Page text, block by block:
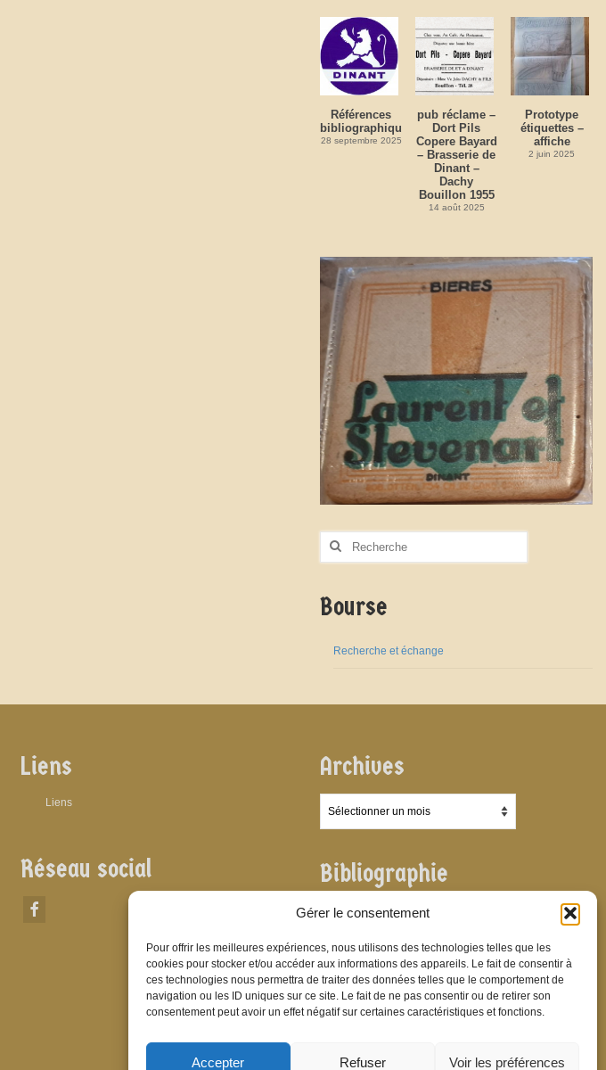
Gérer le consentement
Pour offrir les meilleures expériences, nous utilisons des technologies telles que les
cookies pour stocker et/ou accéder aux informations des appareils. Le fait de consentir à
ces technologies nous permettra de traiter des données telles que le comportement de
navigation ou les ID uniques sur ce site. Le fait de ne pas consentir ou de retirer son
consentement peut avoir un effet négatif sur certaines caractéristiques et fonctions.
Accepter Refuser Voir les préférences
Références
bibliographiques
28 septembre 2025
pub réclame –
Dort Pils
Copere Bayard
– Brasserie de
Dinant –
Dachy
Bouillon 1955
14 août 2025
Prototype
étiquettes –
affiche
2 juin 2025
Rechercher
Bourse
Recherche et échange
Liens
Liens
Réseau social
Archives
Bibliographie
Bibliographie